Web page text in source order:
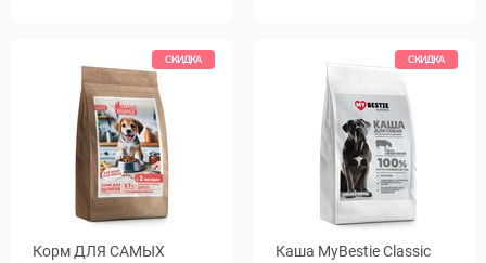
СКИДКА
Корм ДЛЯ САМЫХ
СКИДКА
Каша MуBestie Classic